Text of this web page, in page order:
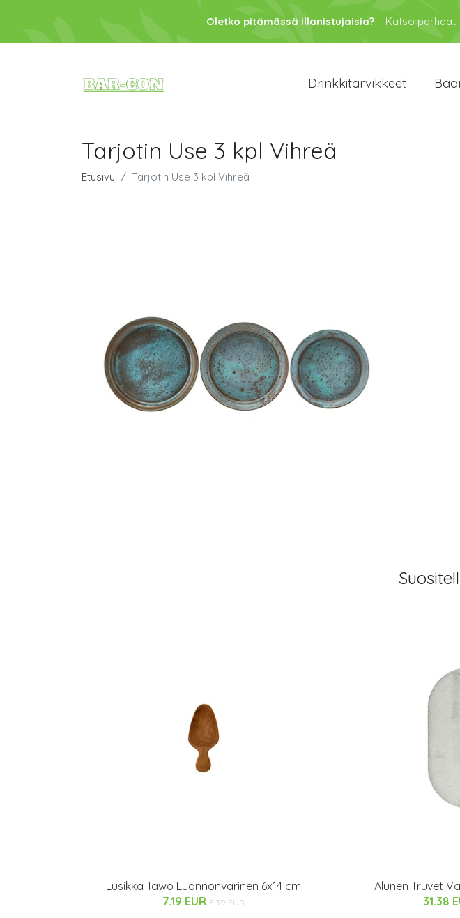
Oletko pitämässä illanistujaisia? Katso parhaat
Drinkkitarvikkeet
Tarjotin Use 3 kpl Vihreä
Etusivu Tarjotin Use 3 kpl Vihreä
Lusikka Tawo Luonnonvärinen 6x14 cm
7.19 EUR 8.39 EUR
Alunen Truvet
31.38